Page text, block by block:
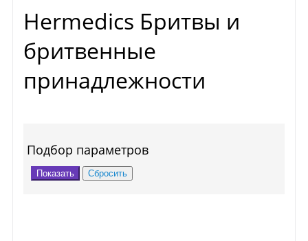
Hermedics Бритвы и
бритвенные
принадлежности
Подбор параметров